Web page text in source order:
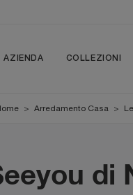
AZIENDA COLLEZIONI
> Arredamento Casa >
di